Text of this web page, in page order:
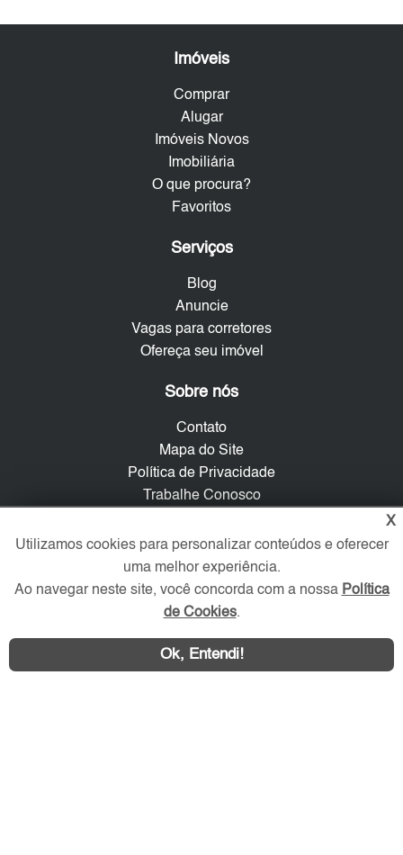
Imóveis
Comprar
Alugar
Imóveis Novos
Imobiliária
O que procura?
Favoritos
Serviços
Blog
Anuncie
Vagas para corretores
Ofereça seu imóvel
Sobre nós
Contato
Mapa do Site
Política de Privacidade
Trabalhe Conosco
Verificada por
Redes Sociais
X
Utilizamos cookies para personalizar conteúdos e oferecer
uma melhor experiência.
Ao navegar neste site, você concorda com a nossa Política
de Cookies.
Ok, Entendi!